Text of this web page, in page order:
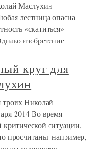
Маслухин
лестница опасна
«скатиться»
изобретение
круг для
троих Николай
2014 Во время
ситуации,
просчитаны: например,